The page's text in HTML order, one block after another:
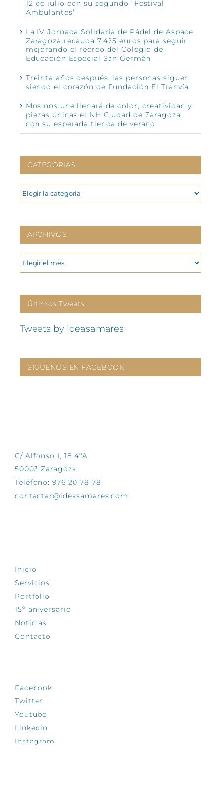
12 de julio con su segundo “Festival
Ambulantes”
La IV Jornada Solidaria de Pádel de Aspace
Zaragoza recauda 7.425 euros para seguir
mejorando el recreo del Colegio de
Educación Especial San Germán
Treinta años después, las personas siguen
siendo el corazón de Fundación El Tranvía
Mos nos une llenará de color, creatividad y
piezas únicas el NH Ciudad de Zaragoza
con su esperada tienda de verano
CATEGORIAS
CATEGORIAS
ARCHIVOS
ARCHIVOS
Últimos Tweets
Tweets by ideasamares
SÍGUENOS EN FACEBOOK
C/ Alfonso I, 18 4ºA
50003 Zaragoza
Teléfono: 976 20 78 78
contactar@ideasamares.com
Inicio
Servicios
Portfolio
15º aniversario
Noticias
Contacto
Facebook
Twitter
Youtube
Linkedin
Instagram